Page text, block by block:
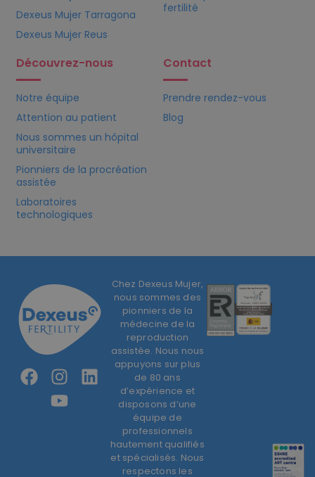
Dexeus Mujer Tarragona
Dexeus Mujer Reus
fertilité
Découvrez-nous
Notre équipe
Attention au patient
Nous sommes un hôpital
universitaire
Pionniers de la procréation
assistée
Laboratoires
technologiques
Contact
Prendre rendez-vous
Blog
Chez Dexeus Mujer,
nous sommes des
pionniers de la
médecine de la
reproduction
assistée. Nous nous
appuyons sur plus
de 80 ans
d’expérience et
disposons d’une
équipe de
professionnels
hautement qualifiés
et spécialisés. Nous
respectons les